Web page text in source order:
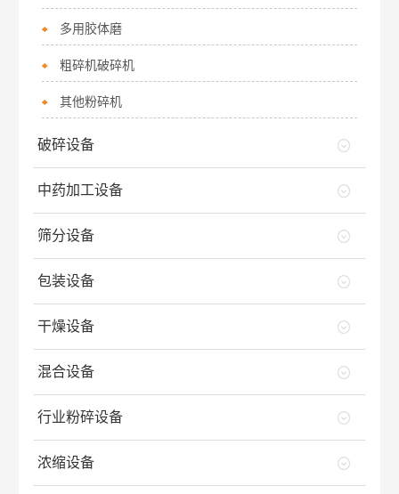
多用胶体磨
粗碎机破碎机
其他粉碎机
破碎设备
中药加工设备
筛分设备
包装设备
干燥设备
混合设备
行业粉碎设备
浓缩设备